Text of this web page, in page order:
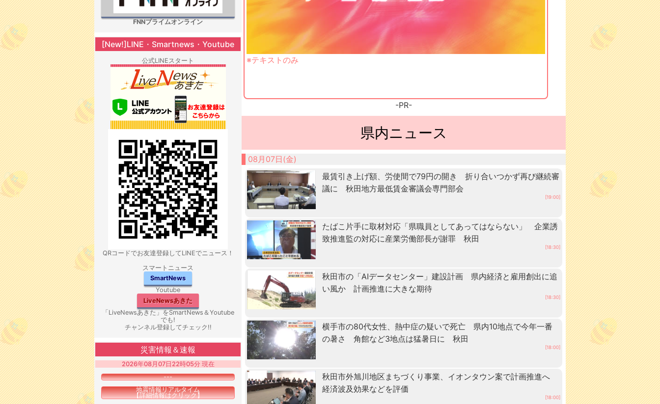
※テキストのみ
-PR-
県内ニュース
08月07日(金)
最賃引き上げ額、労使間で79円の開き 折り合いつかず再び継続審
議に 秋田地方最低賃金審議会専門部会
[19:00]
たばこ片手に取材対応「県職員としてあってはならない」 企業誘
致推進監の対応に産業労働部長が謝罪 秋田
[18:30]
秋田市の「AIデータセンター」建設計画 県内経済と雇用創出に追
い風か 計画推進に大きな期待
[18:30]
横手市の80代女性、熱中症の疑いで死亡 県内10地点で今年一番
の暑さ 角館など3地点は猛暑日に 秋田
[18:00]
秋田市外旭川地区まちづくり事業、イオンタウン案で計画推進へ
経済波及効果などを評価
[18:00]
FNNプライムオンライン
[New!]LINE・Smartnews・Youtube
公式LINEスタート
QRコードでお友達登録してLINEでニュース！
スマートニュース
SmartNews
Youtube
LiveNewsあきた
「LiveNewsあきた」をSmartNews＆Youtube
でも!
チャンネル登録してチェック!!
災害情報＆速報
2026年08月07日22時05分 現在
---
地震情報リアルタイム
【詳細情報はクリック】